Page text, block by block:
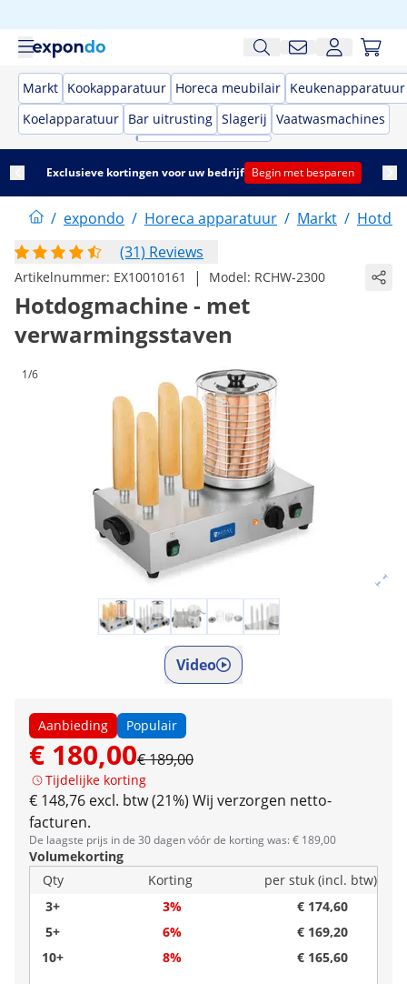
Markt Kookapparatuur Horeca meubilair Keukenapparatuur
Koelapparatuur Bar uitrusting Slagerij Vaatwasmachines
Exclusieve kortingen voor uw bedrijf Begin met besparen
/ expondo / Horeca apparatuur / Markt /
(31) Reviews
Artikelnummer: EX10010161 | Model: RCHW-2300
Hotdogmachine - met
verwarmingsstaven
1/6
Video
Aanbieding Populair
€ 180,00€ 189,00
Tijdelijke korting
€ 148,76 excl. btw (21%) Wij verzorgen netto-
facturen.
De laagste prijs in de 30 dagen vóór de korting was: € 189,00
Volumekorting
Qty
Korting
per stuk (incl. btw)
3+
3%
€ 174,60
5+
6%
€ 169,20
10+
8% € 165,60